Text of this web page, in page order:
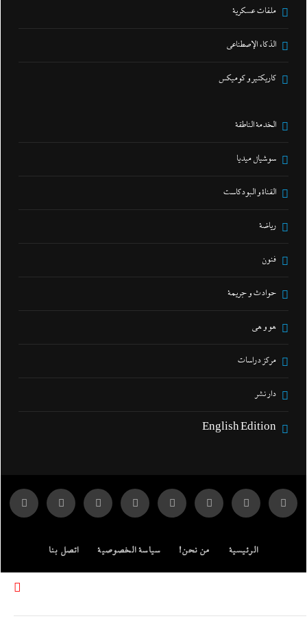
ملفات عسكرية
الذكاء الإصطناعي
كاريكتير و كوميكس
الخدمة الناطقة
سوشيال ميديا
القناة و البودكاست
رياضة
فنون
حوادث و جريمة
هو و هي
مركز دراسات
دار نشر
English Edition
الرئيسية من نحن! سياسة الخصوصية اتصل بنا